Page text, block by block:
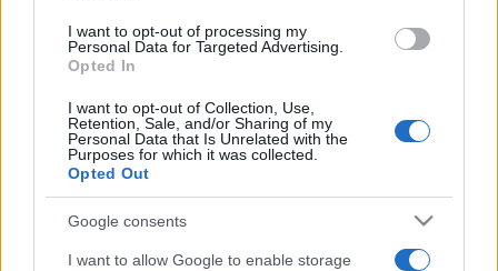
I want to opt-out of processing my
Personal Data for Targeted Advertising.
Opted In
I want to opt-out of Collection, Use,
Retention, Sale, and/or Sharing of my
Personal Data that Is Unrelated with the
Purposes for which it was collected.
Opted Out
Google consents
I want to allow Google to enable storage
Il top e il flop 2019 delle
telegiornaliste
diGian Paolo Serino
6 Gennaio 2020, 17:26